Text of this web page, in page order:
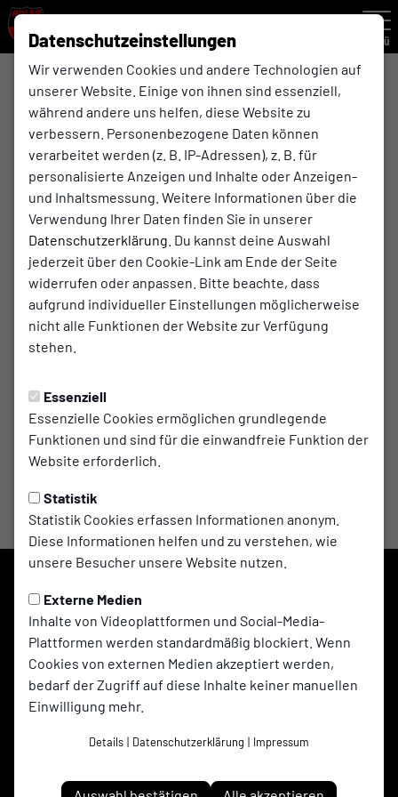
Datenschutzeinstellungen
Wir verwenden Cookies und andere Technologien auf
unserer Website. Einige von ihnen sind essenziell,
während andere uns helfen, diese Website zu
verbessern. Personenbezogene Daten können
verarbeitet werden (z. B. IP-Adressen), z. B. für
personalisierte Anzeigen und Inhalte oder Anzeigen-
und Inhaltsmessung. Weitere Informationen über die
Verwendung Ihrer Daten finden Sie in unserer
Datenschutzerklärung . Du kannst deine Auswahl
jederzeit über den Cookie-Link am Ende der Seite
widerrufen oder anpassen. Bitte beachte, dass
aufgrund individueller Einstellungen möglicherweise
nicht alle Funktionen der Website zur Verfügung
stehen.
Essenziell
Essenzielle Cookies ermöglichen grundlegende
Funktionen und sind für die einwandfreie Funktion der
Website erforderlich.
Statistik
Statistik Cookies erfassen Informationen anonym.
Diese Informationen helfen und zu verstehen, wie
unsere Besucher unsere Website nutzen.
Externe Medien
Inhalte von Videoplattformen und Social-Media-
Plattformen werden standardmäßig blockiert. Wenn
Cookies von externen Medien akzeptiert werden,
bedarf der Zugriff auf diese Inhalte keiner manuellen
Einwilligung mehr.
Details | Datenschutzerklärung | Impressum
Menü
Kreisliga A , 12. Spieltag
1. Mannschaft
2:3
(0:0)
1. Mannschaft
Spielort
REWE Beckmann Park
Ellinghorsterstraße 40
45964 Gladbeck
Wegbeschreibung
Adler Ellinghorst 1961 e.V. auf Social Media folgen